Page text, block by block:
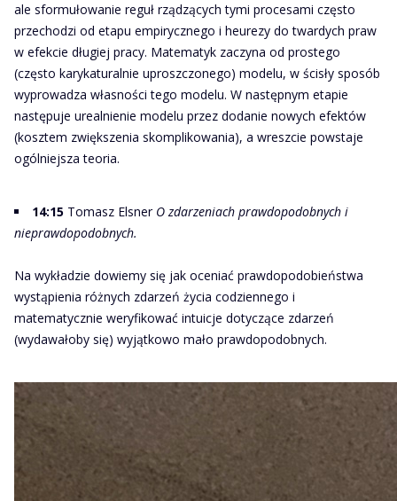
ale sformułowanie reguł rządzących tymi procesami często
przechodzi od etapu empirycznego i heurezy do twardych praw
w efekcie długiej pracy. Matematyk zaczyna od prostego
(często karykaturalnie uproszczonego) modelu, w ścisły sposób
wyprowadza własności tego modelu. W następnym etapie
następuje urealnienie modelu przez dodanie nowych efektów
(kosztem zwiększenia skomplikowania), a wreszcie powstaje
ogólniejsza teoria.
14:15 Tomasz Elsner O zdarzeniach prawdopodobnych i
nieprawdopodobnych.
Na wykładzie dowiemy się jak oceniać prawdopodobieństwa
wystąpienia różnych zdarzeń życia codziennego i
matematycznie weryfikować intuicje dotyczące zdarzeń
(wydawałoby się) wyjątkowo mało prawdopodobnych.